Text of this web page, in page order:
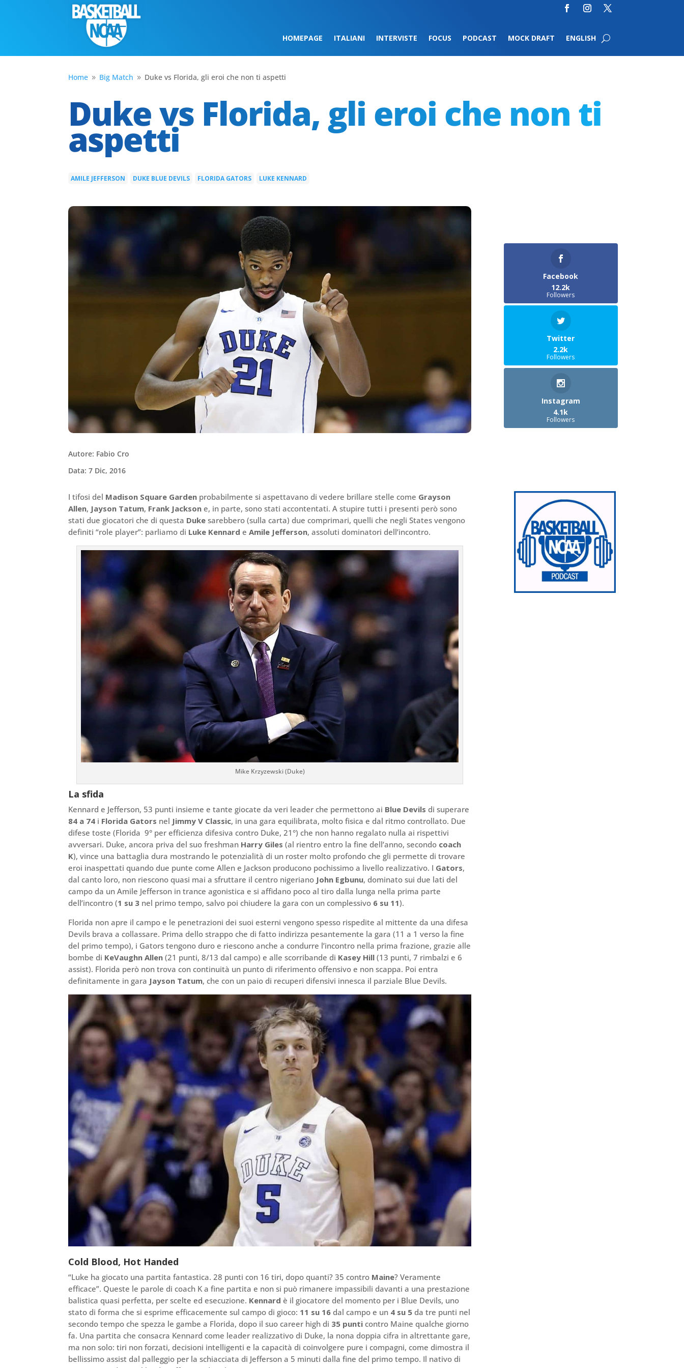
HOMEPAGE ITALIANI INTERVISTE FOCUS PODCAST MOCK DRAFT ENGLISH
Home 9 Big Match 9 Duke vs Florida, gli eroi che non ti aspetti
Duke vs Florida, gli eroi che non ti
aspetti
AMILE JEFFERSON DUKE BLUE DEVILS FLORIDA GATORS LUKE KENNARD
Autore: Fabio Cro
Data: 7 Dic, 2016
I tifosi del Madison Square Garden probabilmente si aspettavano di vedere brillare stelle come Grayson
Allen, Jayson Tatum, Frank Jackson e, in parte, sono stati accontentati. A stupire tutti i presenti però sono
stati due giocatori che di questa Duke sarebbero (sulla carta) due comprimari, quelli che negli States vengono
definiti “role player”: parliamo di Luke Kennard eAmile Jefferson, assoluti dominatori dell’incontro.
Mike Krzyzewski (Duke)
La sfida
Kennard e Jefferson, 53 punti insieme e tante giocate da veri leader che permettono ai Blue Devils di superare
84 a 74 i Florida Gators nel Jimmy V Classic, in una gara equilibrata, molto fisica e dal ritmo controllato. Due
difese toste (Florida 9° per efficienza difesiva contro Duke, 21°) che non hanno regalato nulla ai rispettivi
avversari. Duke, ancora priva del suo freshman Harry Giles (al rientro entro la fine dell’anno, secondo coach
K), vince una battaglia dura mostrando le potenzialità di un roster molto profondo che gli permette di trovare
eroi inaspettati quando due punte come Allen e Jackson producono pochissimo a livello realizzativo. I Gators,
dal canto loro, non riescono quasi mai a sfruttare il centro nigeriano John Egbunu, dominato sui due lati del
campo da un Amile Jefferson in trance agonistica e si affidano poco al tiro dalla lunga nella prima parte
dell’incontro (1 su 3 nel primo tempo, salvo poi chiudere la gara con un complessivo 6 su 11).
Florida non apre il campo e le penetrazioni dei suoi esterni vengono spesso rispedite al mittente da una difesa
Devils brava a collassare. Prima dello strappo che di fatto indirizza pesantemente la gara (11 a 1 verso la fine
del primo tempo), i Gators tengono duro e riescono anche a condurre l’incontro nella prima frazione, grazie alle
bombe di KeVaughn Allen (21 punti, 8/13 dal campo) e alle scorribande di Kasey Hill (13 punti, 7 rimbalzi e 6
assist). Florida però non trova con continuità un punto di riferimento offensivo e non scappa. Poi entra
definitamente in gara Jayson Tatum, che con un paio di recuperi difensivi innesca il parziale Blue Devils.
Cold Blood, Hot Handed
“Luke ha giocato una partita fantastica. 28 punti con 16 tiri, dopo quanti? 35 contro Maine? Veramente
efficace”. Queste le parole di coach K a fine partita e non si può rimanere impassibili davanti a una prestazione
balistica quasi perfetta, per scelte ed esecuzione. Kennard è il giocatore del momento per i Blue Devils, uno
stato di forma che si esprime efficacemente sul campo di gioco: 11 su 16 dal campo e un 4 su 5 da tre punti nel
secondo tempo che spezza le gambe a Florida, dopo il suo career high di 35 punti contro Maine qualche giorno
fa. Una partita che consacra Kennard come leader realizzativo di Duke, la nona doppia cifra in altrettante gare,
ma non solo: tiri non forzati, decisioni intelligenti e la capacità di coinvolgere pure i compagni, come dimostra il
bellissimo assist dal palleggio per la schiacciata di Jefferson a 5 minuti dalla fine del primo tempo. Il nativo di
Facebook
12.2k
Followers
Twitter
2.2k
Followers
Instagram
4.1k
Followers